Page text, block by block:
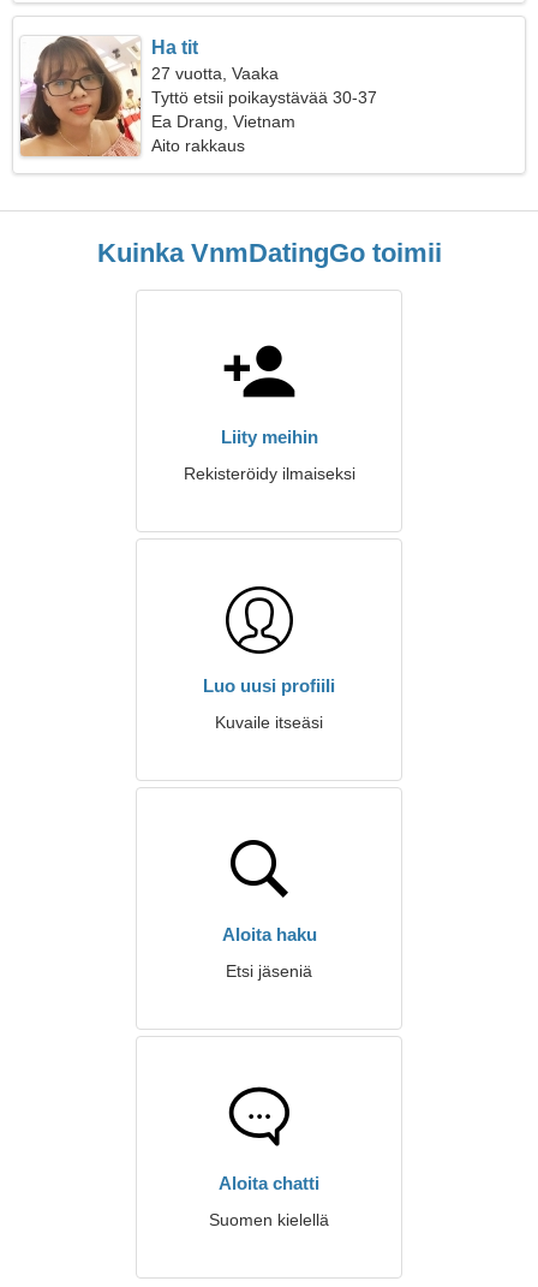
Ha tit
27 vuotta, Vaaka
Tyttö etsii poikaystävää 30-37
Ea Drang, Vietnam
Aito rakkaus
Kuinka VnmDatingGo toimii
Liity meihin
Rekisteröidy ilmaiseksi
Luo uusi profiili
Kuvaile itseäsi
Aloita haku
Etsi jäseniä
Aloita chatti
Suomen kielellä